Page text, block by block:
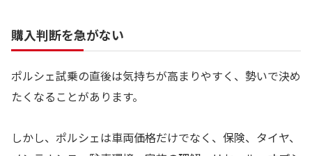
購入判断を急がない
ポルシェ試乗の直後は気持ちが高まりやすく、勢いで決め
たくなることがあります。
しかし、ポルシェは車両価格だけでなく、保険、タイヤ、